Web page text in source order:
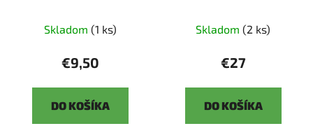
Skladom (1 ks)
€9,50
DO KOŠÍKA
Skladom (2 ks)
€27
DO KOŠÍKA